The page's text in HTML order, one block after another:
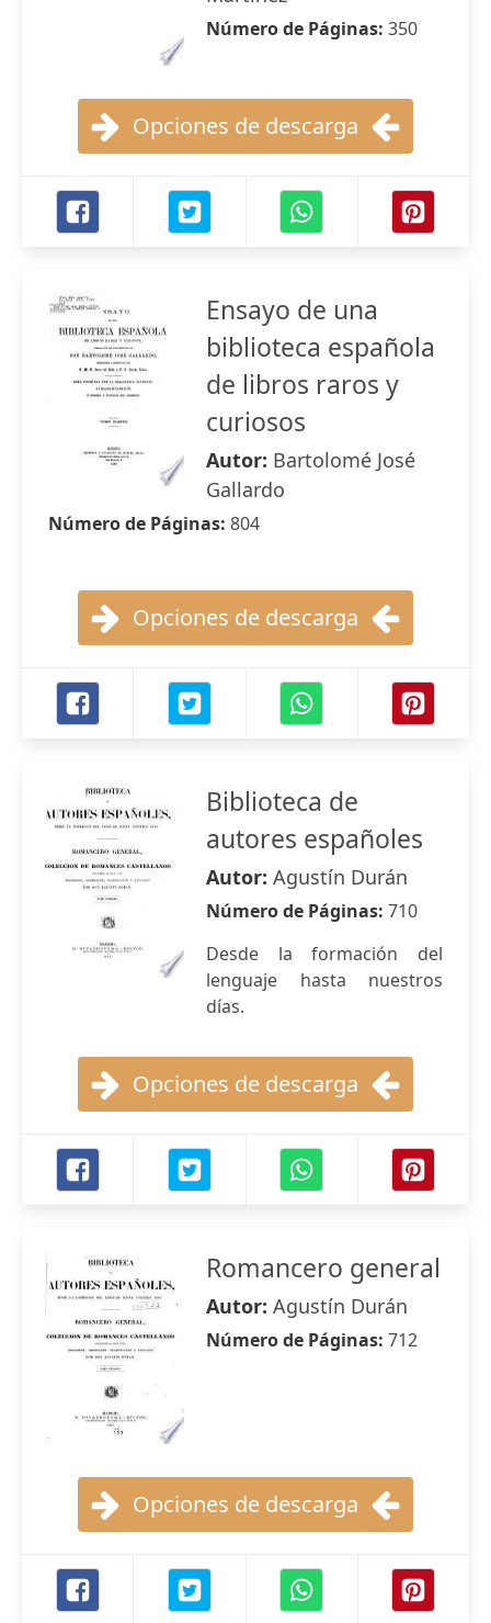
Número de Páginas: 350
Opciones de descarga
Ensayo de una
biblioteca española
de libros raros y
curiosos
Autor: Bartolomé José
Gallardo
Número de Páginas: 804
Opciones de descarga
Biblioteca de
autores españoles
Autor: Agustín Durán
Número de Páginas: 710
Desde la formación del
lenguaje hasta nuestros
días.
Opciones de descarga
Romancero general
Autor: Agustín Durán
Número de Páginas: 712
Opciones de descarga